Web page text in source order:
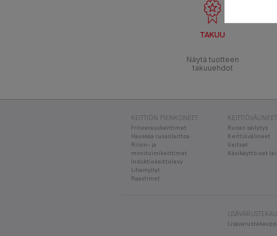
TAKUU
Näytä tuotteen
takuuehdot
KEITTIÖN PIENKONEET
Friteerauskeittimet
Hauskaa ruoanlaittoa
Riisin- ja
monitoimikeittimet
Induktiokeittolevy
Lihamyllyt
Raastimet
KEITTIÖVÄLINEET
Ruoan säilytys
Keittiövälineet
Veitset
Käsikäyttöiset